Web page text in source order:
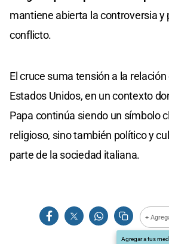
mantiene abierta la controversia y
conflicto.
El cruce suma tensión a la
Estados Unidos, en un contexto
Papa continúa siendo un símbolo
religioso, sino también político y
parte de la sociedad italiana.
+
Agregar a tus